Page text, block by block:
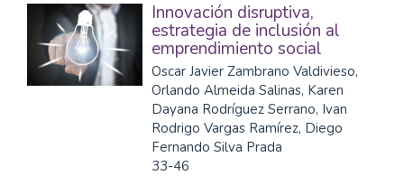
Innovación disruptiva,
estrategia de inclusión al
emprendimiento social
Oscar Javier Zambrano Valdivieso,
Orlando Almeida Salinas, Karen
Dayana Rodríguez Serrano, Ivan
Rodrigo Vargas Ramírez, Diego
Fernando Silva Prada
33-46